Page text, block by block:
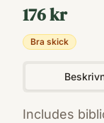
176 kr
Bra skick
Includes